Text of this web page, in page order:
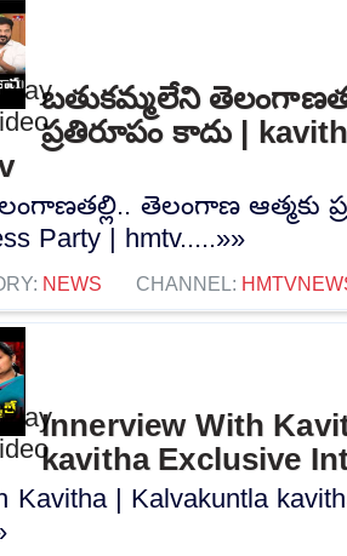
బతుకమ్మలేని
ప్రతిరూపం కాదు |
తెలంగాణ ఆత్మకు
Party | hmtv.....»»
NEWS CHANNEL:
Innerview With
kavitha Exclusive
Kavitha | Kalvakuntla